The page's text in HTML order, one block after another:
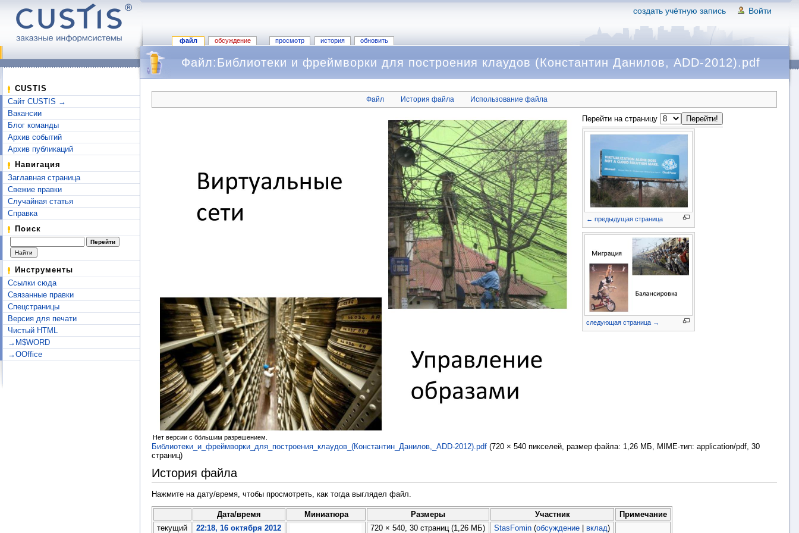
создать учётную запись Войти
файл обсуждение просмотр история обновить
CUSTIS
Сайт CUSTIS →
Вакансии
Блог команды
Архив событий
Архив публикаций
Навигация
Заглавная страница
Свежие правки
Случайная статья
Справка
Поиск
Инструменты
Ссылки сюда
Связанные правки
Спецстраницы
Версия для печати
Чистый HTML
→M$WORD
→OOffice
Файл:Библиотеки и фреймворки для построения клаудов (Константин Данилов, ADD-2012).pdf
Файл История файла Использование файла
Нет версии с бо́льшим разрешением.
Перейти на страницу
← предыдущая страница
следующая страница →
Библиотеки_и_фреймворки_для_построения_клаудов_(Константин_Данилов,_ADD-2012).pdf (720 × 540 пикселей, размер файла: 1,26 МБ, MIME-тип: application/pdf, 30
страниц)
История файла
Нажмите на дату/время, чтобы просмотреть, как тогда выглядел файл.
Дата/время Миниатюра Размеры Участник
Примечание
текущий
22:18, 16 октября 2012 720 × 540, 30 страниц(1,26 МБ) StasFomin (обсуждение |вклад)